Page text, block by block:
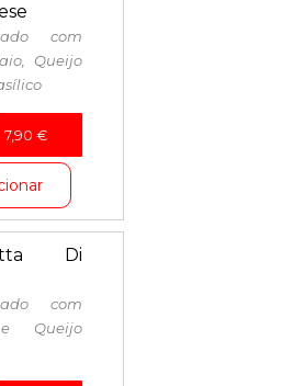
com
Queijo
7,90 €
Di
com
Queijo